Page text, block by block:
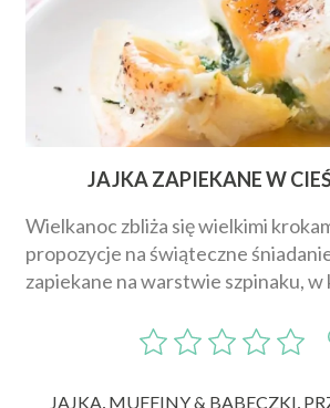
JAJKA ZAPIEKANE W
Wielkanoc zbliża się wielkimi
propozycje na świąteczne
zapiekane na warstwie szpinaku, w
JAJKA, MUFFINY & BABECZKI,